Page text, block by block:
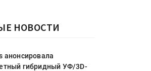
НОВОСТИ
анонсировала
гибридный УФ/3D-